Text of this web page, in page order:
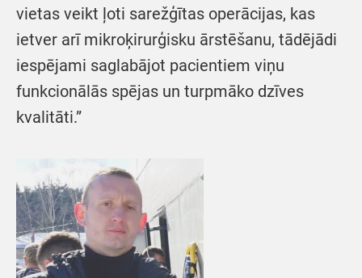
vietas veikt ļoti sarežģītas operācijas, kas
ietver arī mikroķirurģisku ārstēšanu, tādējādi
iespējami saglabājot pacientiem viņu
funkcionālās spējas un turpmāko dzīves
kvalitāti.”